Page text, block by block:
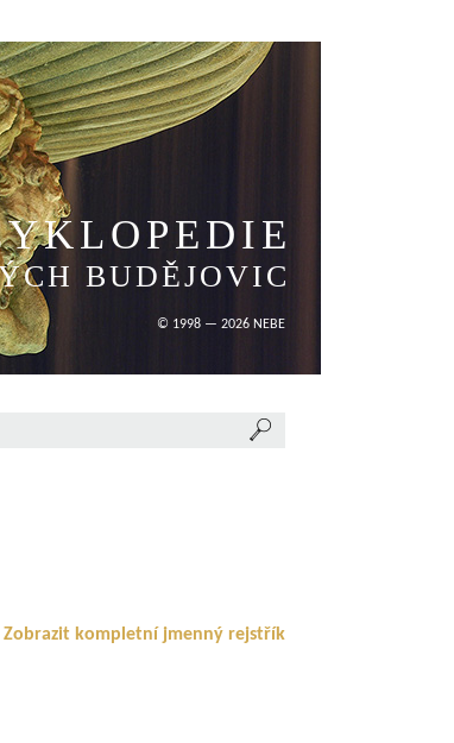
BUDĚJOVIC
© 1998 — 2026 NEBE
Zobrazit kompletní jmenný rejstřík